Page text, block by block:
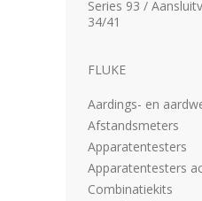
Series 93 /
34/41
FLUKE
Aardings- en
Afstandsmeters
Apparatentesters
Apparatentesters
Combinatiekits